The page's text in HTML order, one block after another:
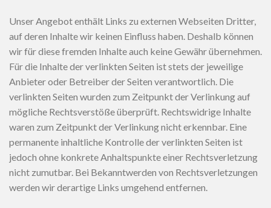
Unser Angebot enthält Links zu externen Webseiten Dritter,
auf deren Inhalte wir keinen Einfluss haben. Deshalb können
wir für diese fremden Inhalte auch keine Gewähr übernehmen.
Für die Inhalte der verlinkten Seiten ist stets der jeweilige
Anbieter oder Betreiber der Seiten verantwortlich. Die
verlinkten Seiten wurden zum Zeitpunkt der Verlinkung auf
mögliche Rechtsverstöße überprüft. Rechtswidrige Inhalte
waren zum Zeitpunkt der Verlinkung nicht erkennbar. Eine
permanente inhaltliche Kontrolle der verlinkten Seiten ist
jedoch ohne konkrete Anhaltspunkte einer Rechtsverletzung
nicht zumutbar. Bei Bekanntwerden von Rechtsverletzungen
werden wir derartige Links umgehend entfernen.